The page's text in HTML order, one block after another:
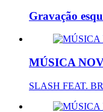
Gravação
MÚSICA
SLASH FEAT.